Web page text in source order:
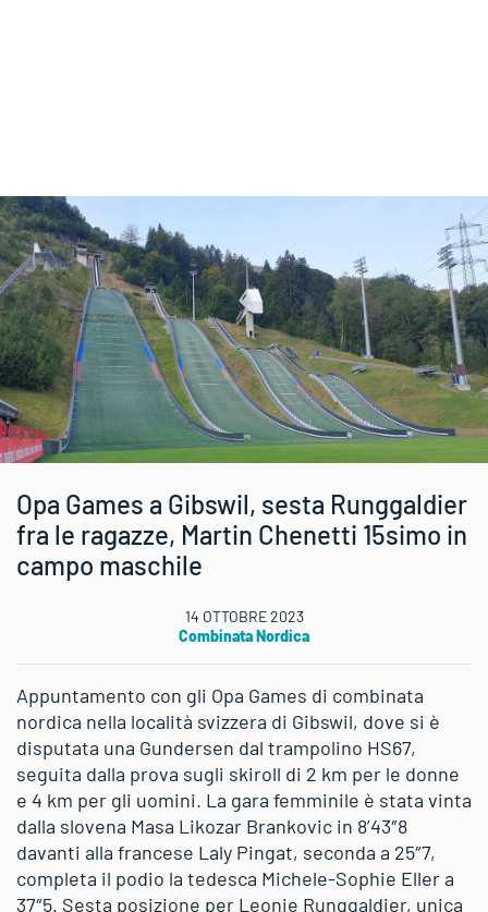
Opa Games a Gibswil, sesta Runggaldier
fra le ragazze, Martin Chenetti 15simo in
campo maschile
14 OTTOBRE 2023
Combinata Nordica
Appuntamento con gli Opa Games di combinata
nordica nella località svizzera di Gibswil, dove si è
disputata una Gundersen dal trampolino HS67,
seguita dalla prova sugli skiroll di 2 km per le donne
e 4 km per gli uomini. La gara femminile è stata vinta
dalla slovena Masa Likozar Brankovic in 8’43″8
davanti alla francese Laly Pingat, seconda a 25″7,
completa il podio la tedesca Michele-Sophie Eller a
37″5. Sesta posizione per Leonie Runggaldier, unica